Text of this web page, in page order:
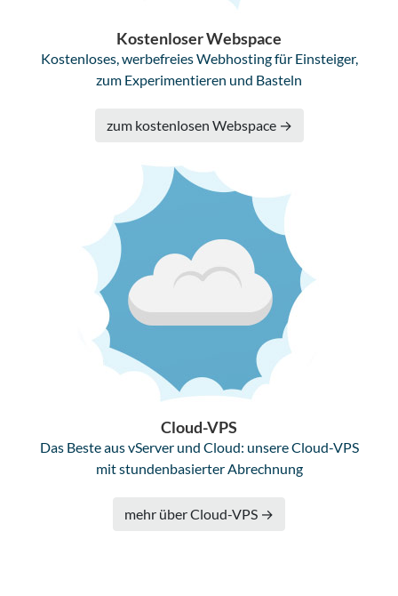
Kostenloser Webspace
Kostenloses, werbefreies Webhosting für Einsteiger,
zum Experimentieren und Basteln
zum kostenlosen Webspace →
Cloud-VPS
Das Beste aus vServer und Cloud: unsere Cloud-VPS
mit stundenbasierter Abrechnung
mehr über Cloud-VPS →